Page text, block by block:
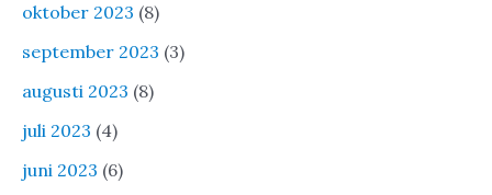
oktober 2023 (8)
september 2023 (3)
augusti 2023 (8)
juli 2023 (4)
juni 2023 (6)